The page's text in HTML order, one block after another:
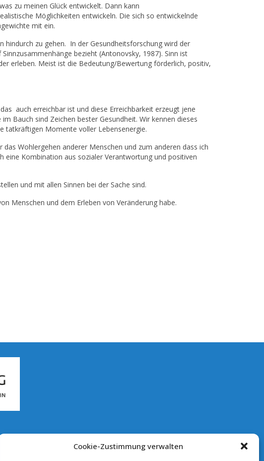
Cookie-Zustimmung verwalten
zu meinen Glück entwickelt. Dann kann
Möglichkeiten entwickeln. Die sich so entwickelnde
mit ein.
hindurch zu gehen. In der Gesundheitsforschung wird der
bezieht (Antonovsky, 1987). Sinn ist
erleben. Meist ist die Bedeutung/Bewertung förderlich, positiv,
auch erreichbar ist und diese Erreichbarkeit erzeugt jene
Bauch sind Zeichen bester Gesundheit. Wir kennen dieses
tatkräftigen Momente voller Lebensenergie.
Wohlergehen anderer Menschen und zum anderen dass ich
eine Kombination aus sozialer Verantwortung und positiven
und mit allen Sinnen bei der Sache sind.
Menschen und dem Erleben von Veränderung habe.